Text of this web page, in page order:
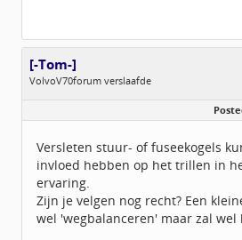
[-Tom-]
VolvoV70forum verslaafde
Leeftijd:
39
Berichten:
4065
Geregistreerd:10 / 2013
Versleten stuur- of fuseekogels
invloed hebben op het trillen in
ervaring.
Zijn je velgen nog recht? Een
wel 'wegbalanceren' maar zal